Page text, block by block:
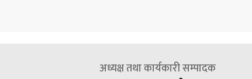
अध्यक्ष तथा कार्यकारी सम्पादक